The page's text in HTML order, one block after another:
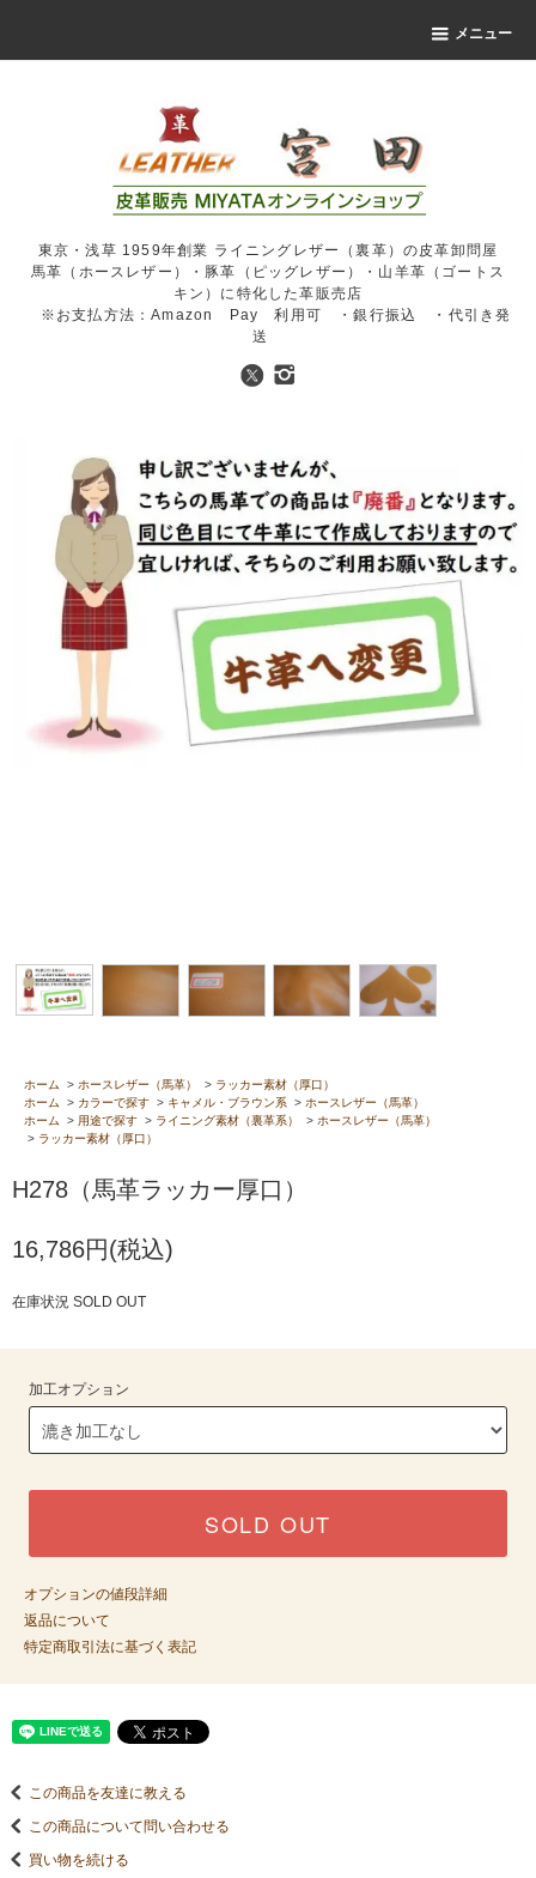
メニュー
東京・浅草 1959年創業 ライニングレザー（裏革）の皮革卸問屋
馬革（ホースレザー）・豚革（ピッグレザー）・山羊革（ゴートス
キン）に特化した革販売店
※お支払方法：Amazon Pay 利用可 ・銀行振込 ・代引き発
送
ホーム > ホースレザー（馬革） > ラッカー素材（厚口）
ホーム
> カラーで探す > キャメル・ブラウン系 > ホースレザー（馬革）
ホーム
> 用途で探す > ライニング素材（裏革系） > ホースレザー（馬革）
> ラッカー素材（厚口）
H278（馬革ラッカー厚口）
16,786円(税込)
在庫状況 SOLD OUT
加工オプション
SOLD OUT
オプションの値段詳細
返品について
特定商取引法に基づく表記
この商品を友達に教える
この商品について問い合わせる
買い物を続ける